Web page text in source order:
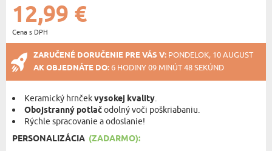
12,99 €
Cena s DPH
ZARUČENÉ DORUČENIE PRE VÁS V: PONDELOK, 10 AUGUST
AK OBJEDNÁTE DO: 6 HODINY 09 MINÚT 47 SEKÚND
Keramický hrnčekvysokej kvality.
Obojstranný potlačodolný voči poškriabaniu.
Rýchle spracovanie a odoslanie!
PERSONALIZÁCIA (ZADARMO):